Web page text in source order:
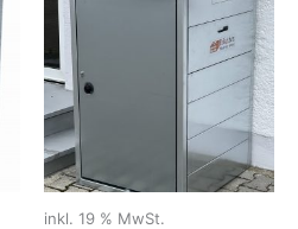
inkl. 19 % MwSt.